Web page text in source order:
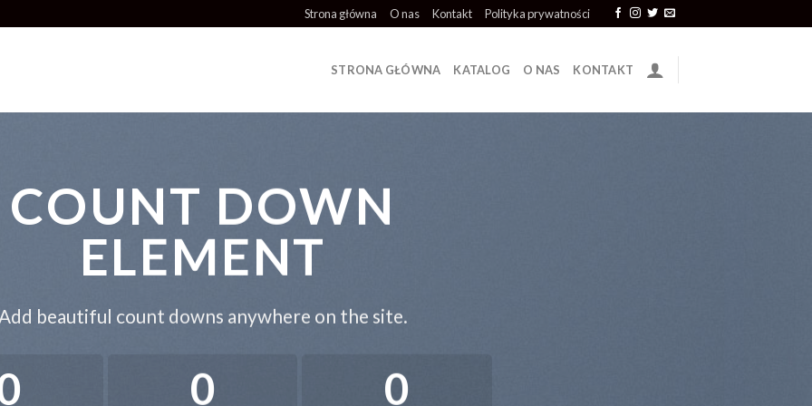
Strona główna O nas Kontakt Polityka prywatności
STRONA GŁÓWNA KATALOG O NAS KONTAKT
COUNT DOWN
ELEMENT
Add beautiful count downs anywhere on the site.
0 0